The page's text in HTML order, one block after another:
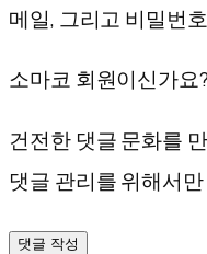
메일, 그리고 비밀번
소마코 회원이신가요?
건전한 댓글 문화를
댓글 관리를 위해서
댓글 작성